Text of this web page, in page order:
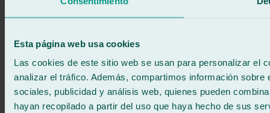
Esta página web usa cookies
Las cookies de este sitio web se usan para personalizar el
analizar el tráfico. Además, compartimos información
sociales, publicidad y análisis web, quienes pueden
hayan recopilado a partir del uso que haya hecho de sus
671 015 121
900 333 733